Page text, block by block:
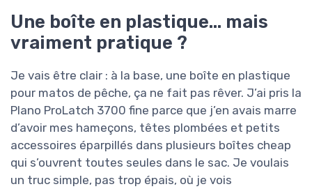
Une boîte en plastique… mais
vraiment pratique ?
Je vais être clair : à la base, une boîte en plastique
pour matos de pêche, ça ne fait pas rêver. J’ai pris la
Plano ProLatch 3700 fine parce que j’en avais marre
d’avoir mes hameçons, têtes plombées et petits
accessoires éparpillés dans plusieurs boîtes cheap
qui s’ouvrent toutes seules dans le sac. Je voulais
un truc simple, pas trop épais, où je vois